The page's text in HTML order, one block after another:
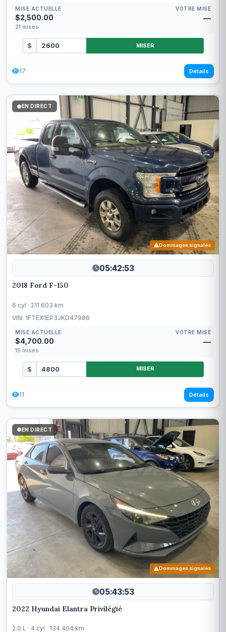
MISE ACTUELLE
$2,500.00
21 mises
VOTRE MISE
—
$ MISER
17 Détails
Dommages signalés
EN DIRECT
05:42:50
2018 Ford F-150
6 cyl · 211 603 km
VIN: 1FTEX1EP3JKD47986
MISE ACTUELLE
$4,700.00
15 mises
VOTRE MISE
—
$ MISER
11 Détails
Dommages signalés
EN DIRECT
05:43:50
2022 Hyundai Elantra Privilégié
2.0 L · 4 cyl · 134 404 km